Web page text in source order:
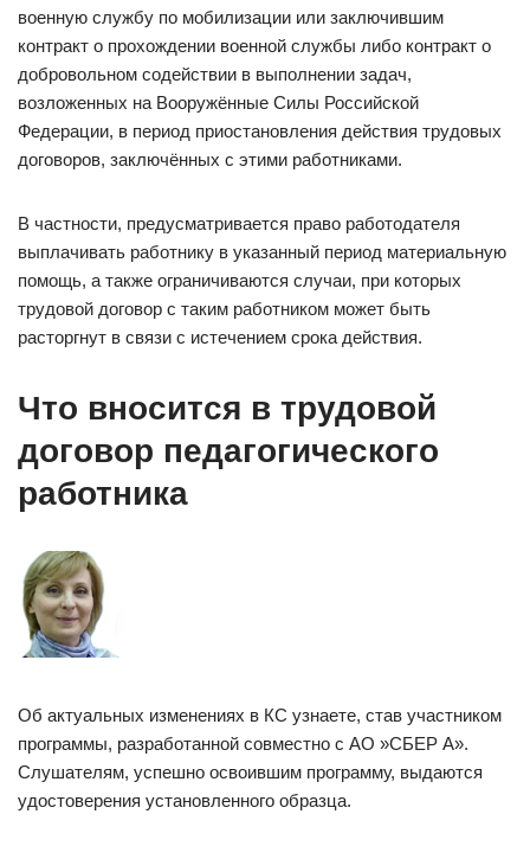
военную службу по мобилизации или заключившим
контракт о прохождении военной службы либо контракт о
добровольном содействии в выполнении задач,
возложенных на Вооружённые Силы Российской
Федерации, в период приостановления действия трудовых
договоров, заключённых с этими работниками.
В частности, предусматривается право работодателя
выплачивать работнику в указанный период материальную
помощь, а также ограничиваются случаи, при которых
трудовой договор с таким работником может быть
расторгнут в связи с истечением срока действия.
Что вносится в трудовой
договор педагогического
работника
Об актуальных изменениях в КС узнаете, став участником
программы, разработанной совместно с АО »СБЕР А».
Слушателям, успешно освоившим программу, выдаются
удостоверения установленного образца.